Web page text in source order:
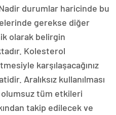
durumlar haricinde bu
gerekse diğer
olarak belirgin
Kolesterol
karşılaşacağınız
Aralıksız kullanılması
olumsuz tüm etkileri
takip edilecek ve